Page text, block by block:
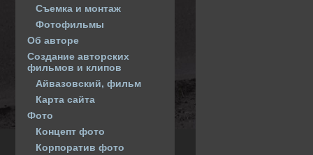
Съемка и монтаж
Фотофильмы
Об авторе
Создание авторских
фильмов и клипов
Айвазовский, фильм
Карта сайта
Фото
Концепт фото
Корпоратив фото